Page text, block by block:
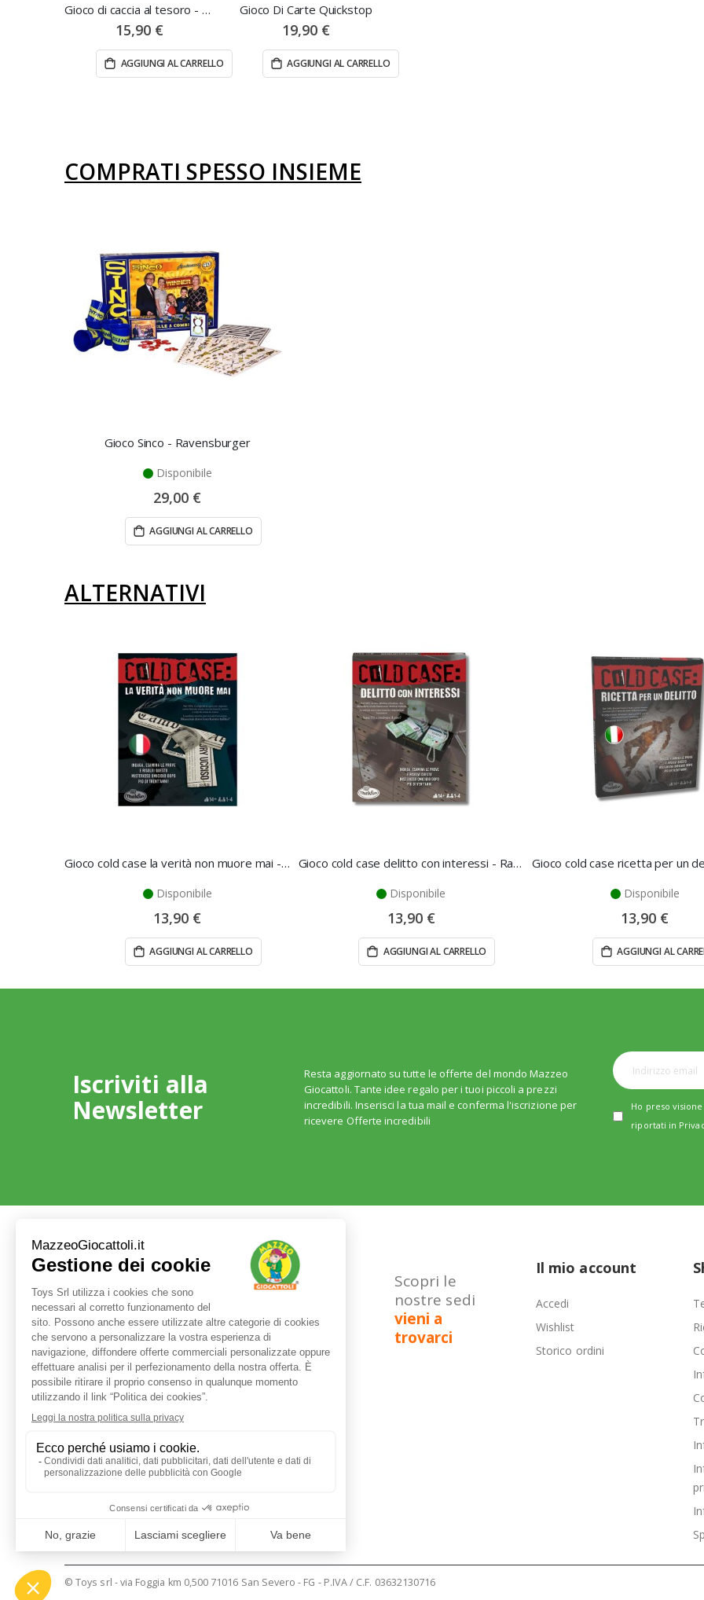
Gioco di caccia al tesoro - edizione marca stella
15,90 €
AGGIUNGI AL CARRELLO
Gioco Di Carte Quickstop
19,90 €
AGGIUNGI AL CARRELLO
COMPRATI SPESSO INSIEME
Gioco Sinco - Ravensburger
Disponibile
29,00 €
AGGIUNGI AL CARRELLO
ALTERNATIVI
Gioco cold case la verità non muore mai - Ravensburger
Disponibile
13,90 €
AGGIUNGI AL CARRELLO
Gioco cold case delitto con interessi - Ravensburger
Disponibile
13,90 €
AGGIUNGI AL CARRELLO
Disponibile
13,90 €
AGGIUNGI AL
Iscriviti alla
Newsletter
Resta aggiornato su tutte le offerte del mondo Mazzeo
Giocattoli. Tante idee regalo per i tuoi piccoli a prezzi
incredibili. Inserisci la tua mail e conferma l'iscrizione per
ricevere Offerte incredibili
Ho preso
riportati in
Servizio clienti
TEL: +39 3480437875
9:00 - 17:30
E-MAIL:
shop@mazzeogiocattoli.it
Scopri le
nostre sedi
vieni a
trovarci
Il mio account
Accedi
Wishlist
Storico ordini
© Toys srl - via Foggia km 0,500 71016 San Severo - FG - P.IVA / C.F. 03632130716